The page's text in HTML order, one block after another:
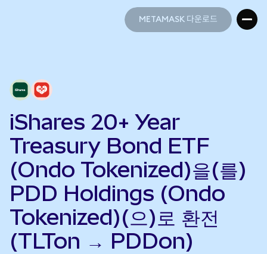
METAMASK 다운로드
iShares 20+ Year
Treasury Bond ETF
(Ondo Tokenized)을(를)
PDD Holdings (Ondo
Tokenized)(으)로 환전
(TLTon → PDDon)